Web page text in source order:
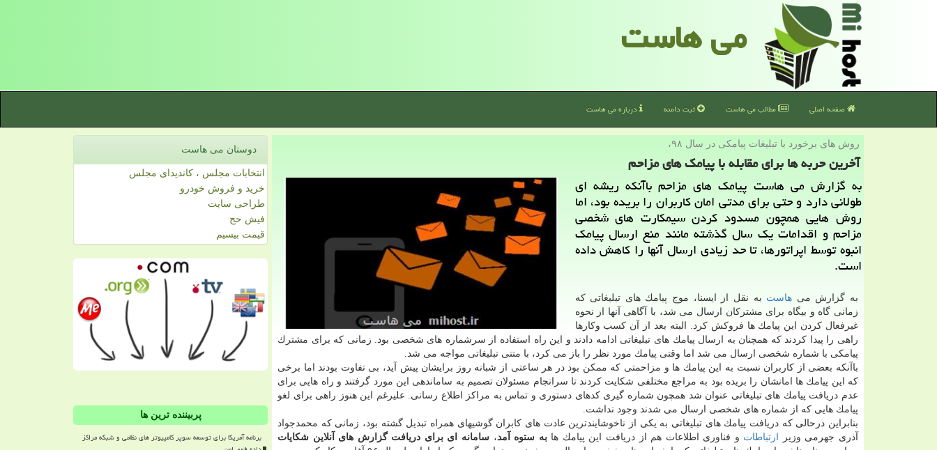
می هاست
صفحه اصلی مطالب می هاست ثبت دامنه درباره می هاست
روش های برخورد با تبلیغات پیامكی در سال ۹۸،
آخرین حربه ها برای مقابله با پیامك های مزاحم
به گزارش می هاست پیامك های مزاحم باآنكه ریشه ای
طولانی دارد و حتی برای مدتی امان كاربران را بریده بود، اما
روش هایی همچون مسدود كردن سیمكارت های شخصی
مزاحم و اقدامات یك سال گذشته مانند منع ارسال پیامك
انبوه توسط اپراتورها، تا حد زیادی ارسال آنها را كاهش داده
است.
به گزارش می هاست به نقل از ایسنا، موج پیامك های تبلیغاتی كه
زمانی گاه و بیگاه برای مشتركان ارسال می شد، با آگاهی آنها از نحوه
غیرفعال كردن این پیامك ها فروكش كرد. البته بعد از آن كسب وكارها
راهی را پیدا كردند كه همچنان به ارسال پیامك های تبلیغاتی ادامه دادند و این راه استفاده از سرشماره های شخصی بود. زمانی كه برای مشترك
پیامكی با شماره شخصی ارسال می شد اما وقتی پیامك مورد نظر را باز می كرد، با متنی تبلیغاتی مواجه می شد.
باآنكه بعضی از كاربران نسبت به این پیامك ها و مزاحمتی كه ممكن بود در هر ساعتی از شبانه روز برایشان پیش آید، بی تفاوت بودند اما برخی
كه این پیامك ها امانشان را بریده بود به مراجع مختلفی شكایت كردند تا سرانجام مسئولان تصمیم به ساماندهی این مورد گرفتند و راه هایی برای
عدم دریافت پیامك های تبلیغاتی عنوان شد همچون شماره گیری كدهای دستوری و تماس به مراكز اطلاع رسانی. علیرغم این هنوز راهی برای لغو
پیامك هایی كه از شماره های شخصی ارسال می شدند وجود نداشت.
بنابراین درحالی كه دریافت پیامك های تبلیغاتی به یكی از ناخوشایندترین عادت های كابران گوشیهای همراه تبدیل گشته بود، زمانی كه محمدجواد
آذری جهرمی وزیر
ارتباطات و فناوری اطلاعات هم از دریافت این پیامك هابه ستوه آمد،سامانه ای برای دریافت گزارش های آنلاین شكایات
دوستان می هاست
انتخابات مجلس ، کاندیدای مجلس
خرید و فروش خودرو
طراحی سایت
فیش حج
قیمت بیسیم
پربیننده ترین ها
برنامه آمریکا برای توسعه سوپر کامپیوتر های نظامی و شبکه مراکز